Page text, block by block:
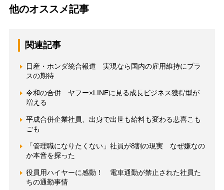
他のオススメ記事
関連記事
日産・ホンダ統合報道 実現なら国内の雇用維持にプラ
スの期待
令和の合併 ヤフー×LINEに見る成長ビジネス獲得型が
増える
平成合併企業社員、出身で出世も給料も変わる悲喜こも
ごも
「管理職になりたくない」社員が8割の現実 なぜ嫌なの
か本音を探った
役員用ハイヤーに感動！ 電車通勤が禁止された社員た
ちの通勤事情